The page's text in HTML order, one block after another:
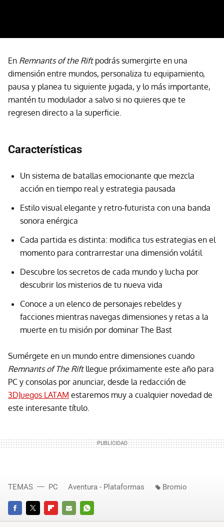
En Remnants of the Riftpodrás sumergirte en una
dimensión entre mundos, personaliza tu equipamiento,
pausa y planea tu siguiente jugada, y lo más importante,
mantén tu modulador a salvo si no quieres que te
regresen directo a la superficie.
Características
Un sistema de batallas emocionante que mezcla
acción en tiempo real y estrategia pausada
Estilo visual elegante y retro-futurista con una banda
sonora enérgica
Cada partida es distinta: modifica tus estrategias en el
momento para contrarrestar una dimensión volátil
Descubre los secretos de cada mundo y lucha por
descubrir los misterios de tu nueva vida
Conoce a un elenco de personajes rebeldes y
facciones mientras navegas dimensiones y retas a la
muerte en tu misión por dominar The Bast
Sumérgete en un mundo entre dimensiones cuando
Remnants of The Riftllegue próximamente este año para
PC y consolas por anunciar, desde la redacción de
3DJuegos LATAM estaremos muy a cualquier novedad de
este interesante título.
FACEBOOKTWITTERFLIPBOARD
E-
WHATSAPP
TEMAS PC Aventura - Plataformas Bromio